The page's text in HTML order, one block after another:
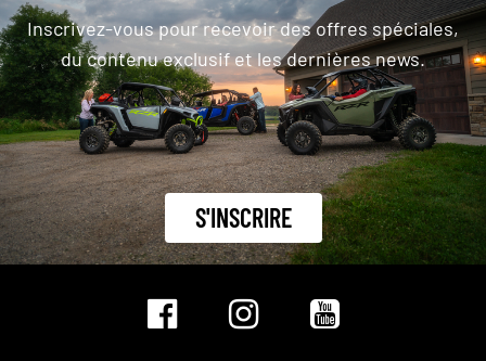
Inscrivez-vous pour recevoir des offres spéciales,
du contenu exclusif et les dernières news.
S'INSCRIRE